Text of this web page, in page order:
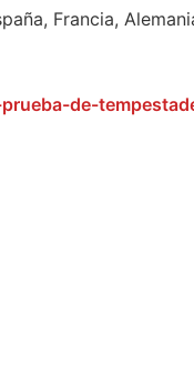
Francia,
de-